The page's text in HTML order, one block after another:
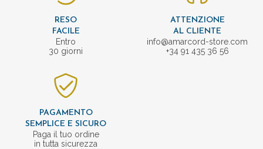
RESO
FACILE
Entro
30 giorni
ATTENZIONE
AL CLIENTE
info@amarcord-store.com
+34 91 435 36 56
PAGAMENTO
SEMPLICE E SICURO
Paga il tuo ordine
in tutta sicurezza